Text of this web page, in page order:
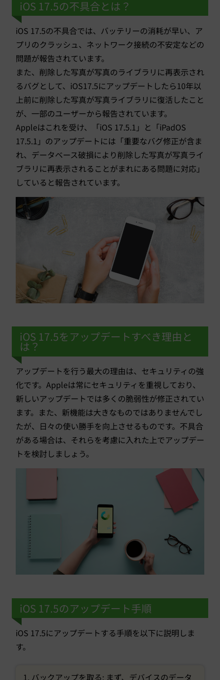
iOS 17.5の不具合とは？
iOS 17.5の不具合では、バッテリーの消耗が早い、ア
プリのクラッシュ、ネットワーク接続の不安定などの
問題が報告されています。
また、削除した写真が写真のライブラリに再表示され
るバグとして、iOS17.5にアップデートしたら10年以
上前に削除した写真が写真ライブラリに復活したこと
が、一部のユーザーから報告されています。
Appleはこれを受け、「iOS 17.5.1」と「iPadOS
17.5.1」のアップデートには「重要なバグ修正が含ま
れ、データベース破損により削除した写真が写真ライ
ブラリに再表示されることがまれにある問題に対応」
していると報告されています。
iOS 17.5をアップデートすべき理由と
は？
アップデートを行う最大の理由は、セキュリティの強
化です。Appleは常にセキュリティを重視しており、
新しいアップデートでは多くの脆弱性が修正されてい
ます。また、新機能は大きなものではありませんでし
たが、日々の使い勝手を向上させるものです。不具合
がある場合は、それらを考慮に入れた上でアップデー
トを検討しましょう。
iOS 17.5のアップデート手順
iOS 17.5にアップデートする手順を以下に説明しま
す。
バックアップを取る: まず、デバイスのデータ